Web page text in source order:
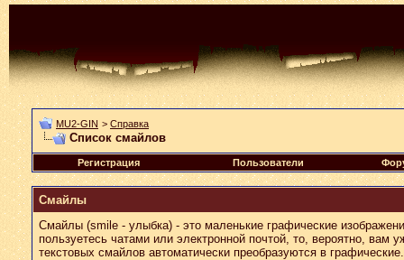
MU2-GIN > Справка
Список смайлов
Регистрация Пользователи
Смайлы
Смайлы (smile - улыбка) - это маленькие графические
пользуетесь чатами или электронной почтой, то, вероятно,
текстовых смайлов автоматически преобразуются в графические.